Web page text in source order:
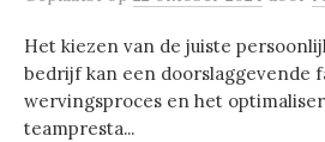
Het kiezen van de juiste
bedrijf kan een doorslaggevende
wervingsproces en het
teampresta...